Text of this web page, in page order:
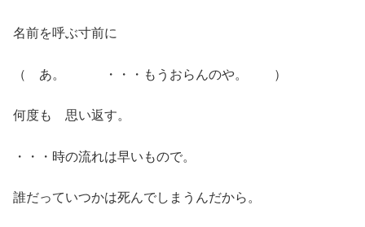
名前を呼ぶ寸前に
（ あ。 ・・・もうおらんのや。 ）
何度も 思い返す。
・・・時の流れは早いもので。
誰だっていつかは死んでしまうんだから。